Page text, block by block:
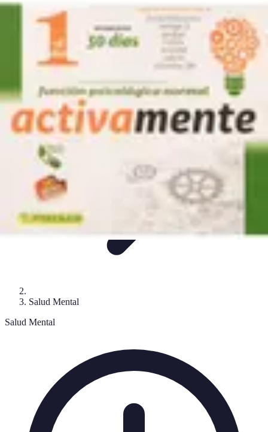
Consejos Salud
Salud MentalEstilo de Vida Inmunidad Salud Inmunológica
Consejos Salud
Salud Mental
Salud Mental